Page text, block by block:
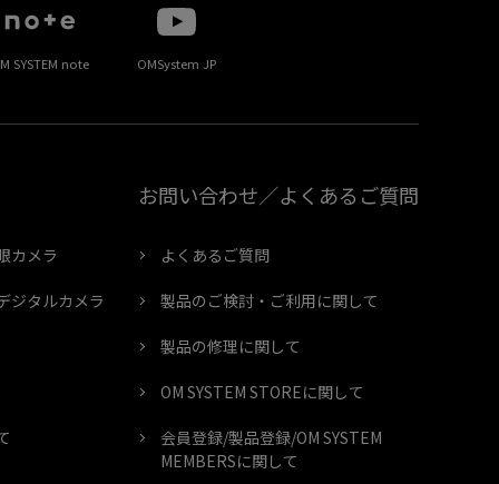
SYSTEM note OMSystem JP
カメラ
ジタルカメラ
お問い合わせ／よくあるご質問
よくあるご質問
製品のご検討・ご利用に関して
製品の修理に関して
OM SYSTEM STOREに関して
会員登録/製品登録/OM SYSTEM
MEMBERSに関して